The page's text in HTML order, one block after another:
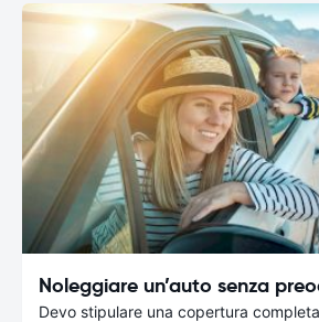
Noleggiare un’auto senza
Devo stipulare una copertura